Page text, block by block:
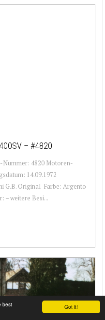
Got it!
best
– #4820
Nummer: 4820 Motoren-
14.09.1972
G.B. Original-Farbe: Argento
– weitere Besi...